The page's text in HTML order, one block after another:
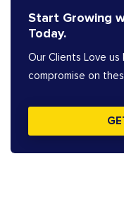
Start Growing
Today.
Our Clients Love
compromise on